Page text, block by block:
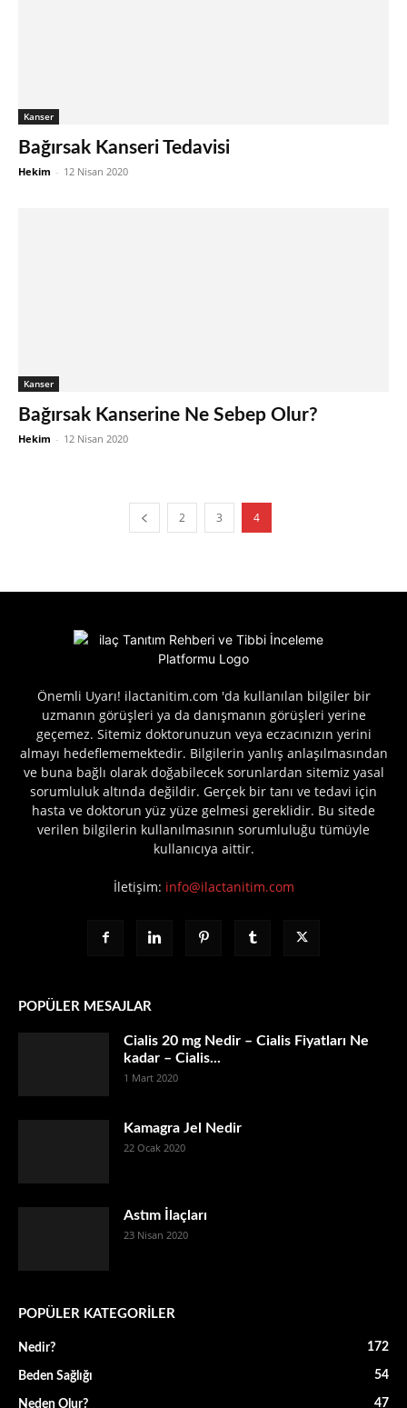
Kanser
Bağırsak Kanseri Tedavisi
Hekim - 12 Nisan 2020
Kanser
Bağırsak Kanserine Ne Sebep Olur?
Hekim - 12 Nisan 2020
2 3 4
Önemli Uyarı! ilactanitim.com 'da kullanılan bilgiler bir
uzmanın görüşleri ya da danışmanın görüşleri yerine
geçemez. Sitemiz doktorunuzun veya eczacınızın yerini
almayı hedeflememektedir. Bilgilerin yanlış anlaşılmasından
ve buna bağlı olarak doğabilecek sorunlardan sitemiz yasal
sorumluluk altında değildir. Gerçek bir tanı ve tedavi için
hasta ve doktorun yüz yüze gelmesi gereklidir. Bu sitede
verilen bilgilerin kullanılmasının sorumluluğu tümüyle
kullanıcıya aittir.
İletişim: info@ilactanitim.com
POPÜLER MESAJLAR
Cialis 20 mg Nedir – Cialis Fiyatları Ne
kadar – Cialis...
1 Mart 2020
Kamagra Jel Nedir
22 Ocak 2020
Astım İlaçları
23 Nisan 2020
POPÜLER KATEGORİLER
Nedir? 172
Beden Sağlığı 54
Neden Olur? 47